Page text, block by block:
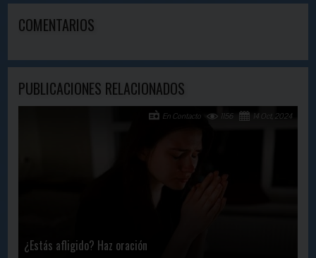
COMENTARIOS
PUBLICACIONES RELACIONADOS
¿Estás afligido? Haz oración
14 Oct, 2024
1156
En Contacto